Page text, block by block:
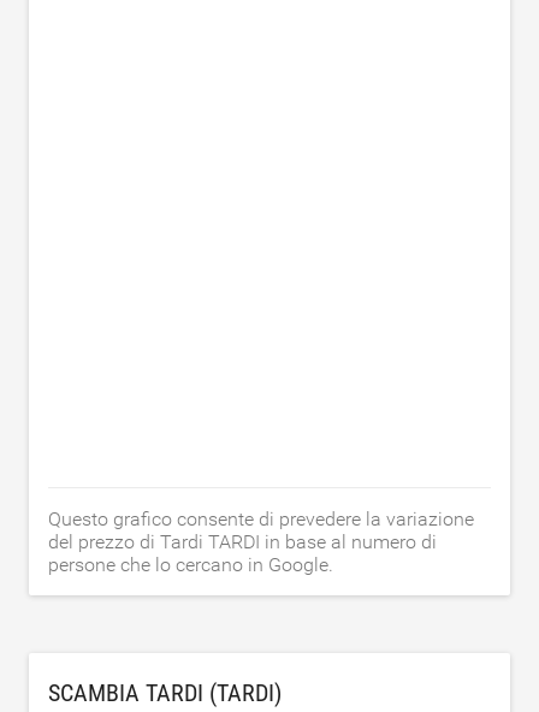
Questo grafico consente di prevedere la variazione
del prezzo di Tardi TARDI in base al numero di
persone che lo cercano in Google.
SCAMBIA TARDI (TARDI)